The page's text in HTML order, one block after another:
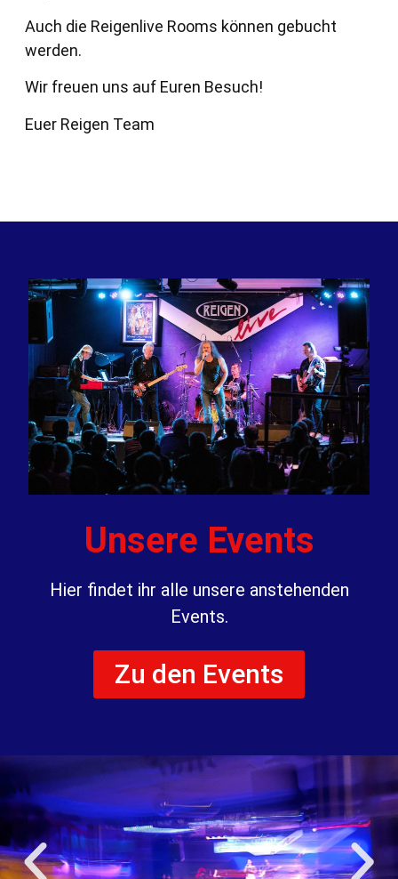
Auch die Reigenlive Rooms können gebucht
werden.
Wir freuen uns auf Euren Besuch!
Euer Reigen Team
Unsere Events
Hier findet ihr alle unsere anstehenden
Events.
Zu den Events